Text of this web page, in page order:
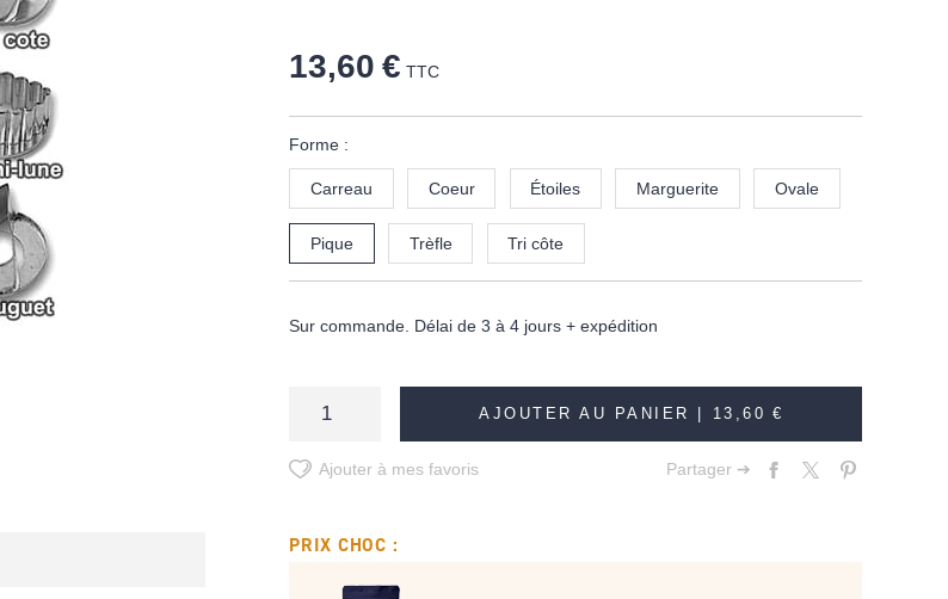
13,60 € TTC
Forme :
Carreau Coeur Étoiles Marguerite Ovale
Pique Trèfle Tri côte
Sur commande. Délai de 3 à 4 jours + expédition
AJOUTER AU PANIER | 13,60 €
Ajouter à mes favoris Partager ➔
PRIX CHOC :